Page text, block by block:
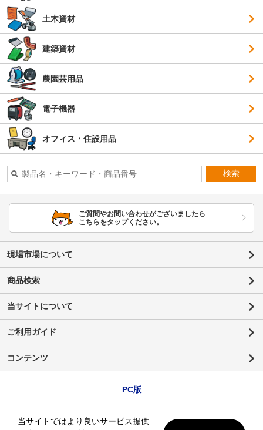
土木資材
建築資材
農園芸用品
電子機器
オフィス・住設用品
検索
ご質問やお問い合わせがございましたら
こちらをタップください。
現場市場について
商品検索
当サイトについて
ご利用ガイド
コンテンツ
PC版
当サイトではより良いサービス提供